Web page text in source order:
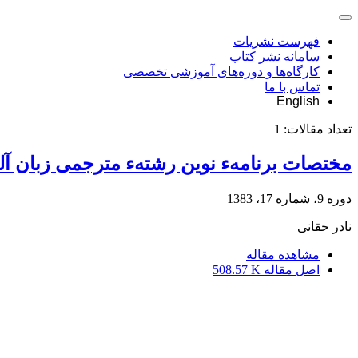
فهرست نشریات
سامانه نشر کتاب
کارگاه‌ها و دوره‌های آموزشی تخصصی
تماس با ما
English
تعداد مقالات: 1
مختصات برنامهء نوین رشتهء مترجمی زبان
دوره 9، شماره 17، 1383
نادر حقانى
مشاهده مقاله
اصل مقاله 508.57 K